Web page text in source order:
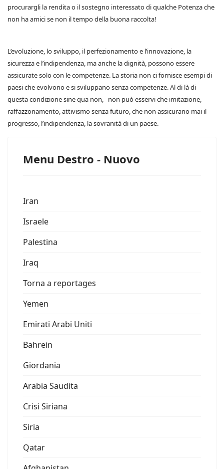
procurargli la rendita o il sostegno interessato di qualche Potenza che
non ha amici se non il tempo della buona raccolta!
L’evoluzione, lo sviluppo, il perfezionamento e l’innovazione, la
sicurezza e l’indipendenza, ma anche la dignità, possono essere
assicurate solo con le competenze. La storia non ci fornisce esempi di
paesi che evolvono e si sviluppano senza competenze. Al di là di
questa condizione sine qua non, non può esservi che imitazione,
raffazzonamento, attivismo senza futuro, che non assicurano mai il
progresso, l’indipendenza, la sovranità di un paese.
Menu Destro - Nuovo
Iran
Israele
Palestina
Iraq
Torna a reportages
Yemen
Emirati Arabi Uniti
Bahrein
Giordania
Arabia Saudita
Crisi Siriana
Siria
Qatar